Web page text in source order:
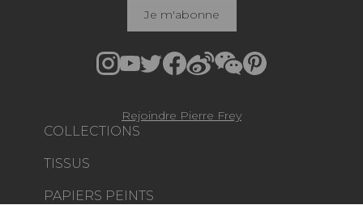
COLLECTIONS
TISSUS
PAPIERS PEINTS
Je m'abonne
Rejoindre Pierre Frey